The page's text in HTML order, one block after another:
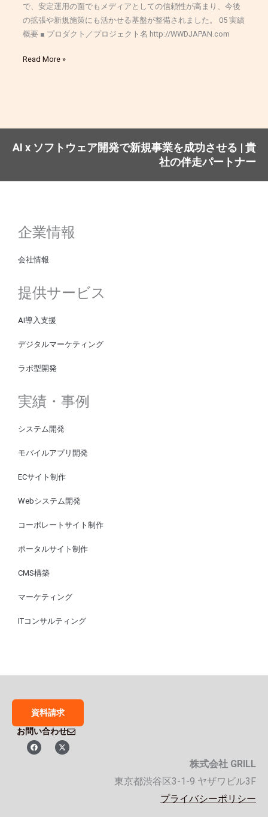
で、安定運用の面でもメディアとしての信頼性が高まり、今後
の拡張や新規施策にも活かせる基盤が整備されました。 05 実績
概要 ■ プロダクト／プロジェクト名 http://WWDJAPAN.com
Read More »
AI x ソフトウェア開発で新規事業を成功させる | 貴
社の伴走パートナー
企業情報
会社情報
提供サービス
AI導入支援
デジタルマーケティング
ラボ型開発
実績・事例
システム開発
モバイルアプリ開発
ECサイト制作
Webシステム開発
コーポレートサイト制作
ポータルサイト制作
CMS構築
マーケティング
ITコンサルティング
資料請求
お問い合わせ
F
a
X
-
株式会社 GRILL
東京都渋谷区3-1-9 ヤザワビル3F
プライバシーポリシー